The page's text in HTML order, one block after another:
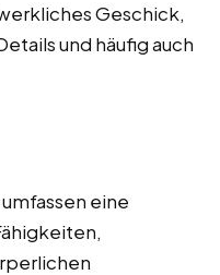
Geschick,
und häufig auch
eine